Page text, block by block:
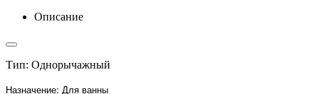
Описание
Тип: Однорычажный
Назначение: Для ванны